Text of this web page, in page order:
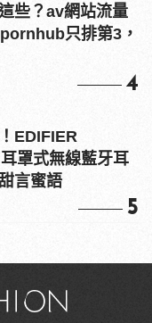
些？av網站流量
只排第3，
4
EDIFIER
罩式無線藍牙耳
言蜜語
5